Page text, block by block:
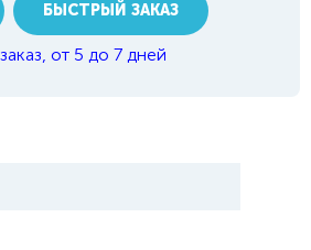
БЫСТРЫЙ ЗАКАЗ
от 5 до 7 дней